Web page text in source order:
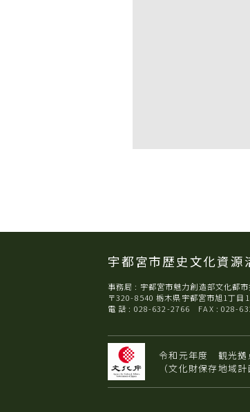
宇都宮市歴史文化資源
事務局 : 宇都宮市魅力創造部文化都
〒320-8540 栃木県宇都宮市旭1丁目
電 話 : 028-632-2766 FAX : 028-
令和元年度 観光拠
（文化財保存地域